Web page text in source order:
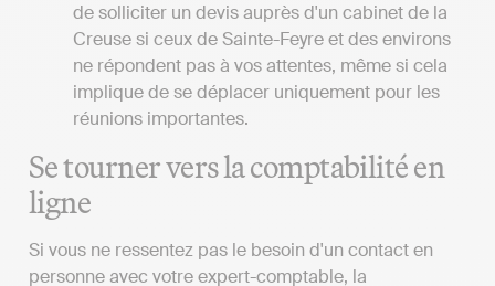
de solliciter un devis auprès d'un cabinet de la
Creuse si ceux de Sainte-Feyre et des environs
ne répondent pas à vos attentes, même si cela
implique de se déplacer uniquement pour les
réunions importantes.
Se tourner vers la comptabilité en
ligne
Si vous ne ressentez pas le besoin d'un contact en
personne avec votre expert-comptable, la